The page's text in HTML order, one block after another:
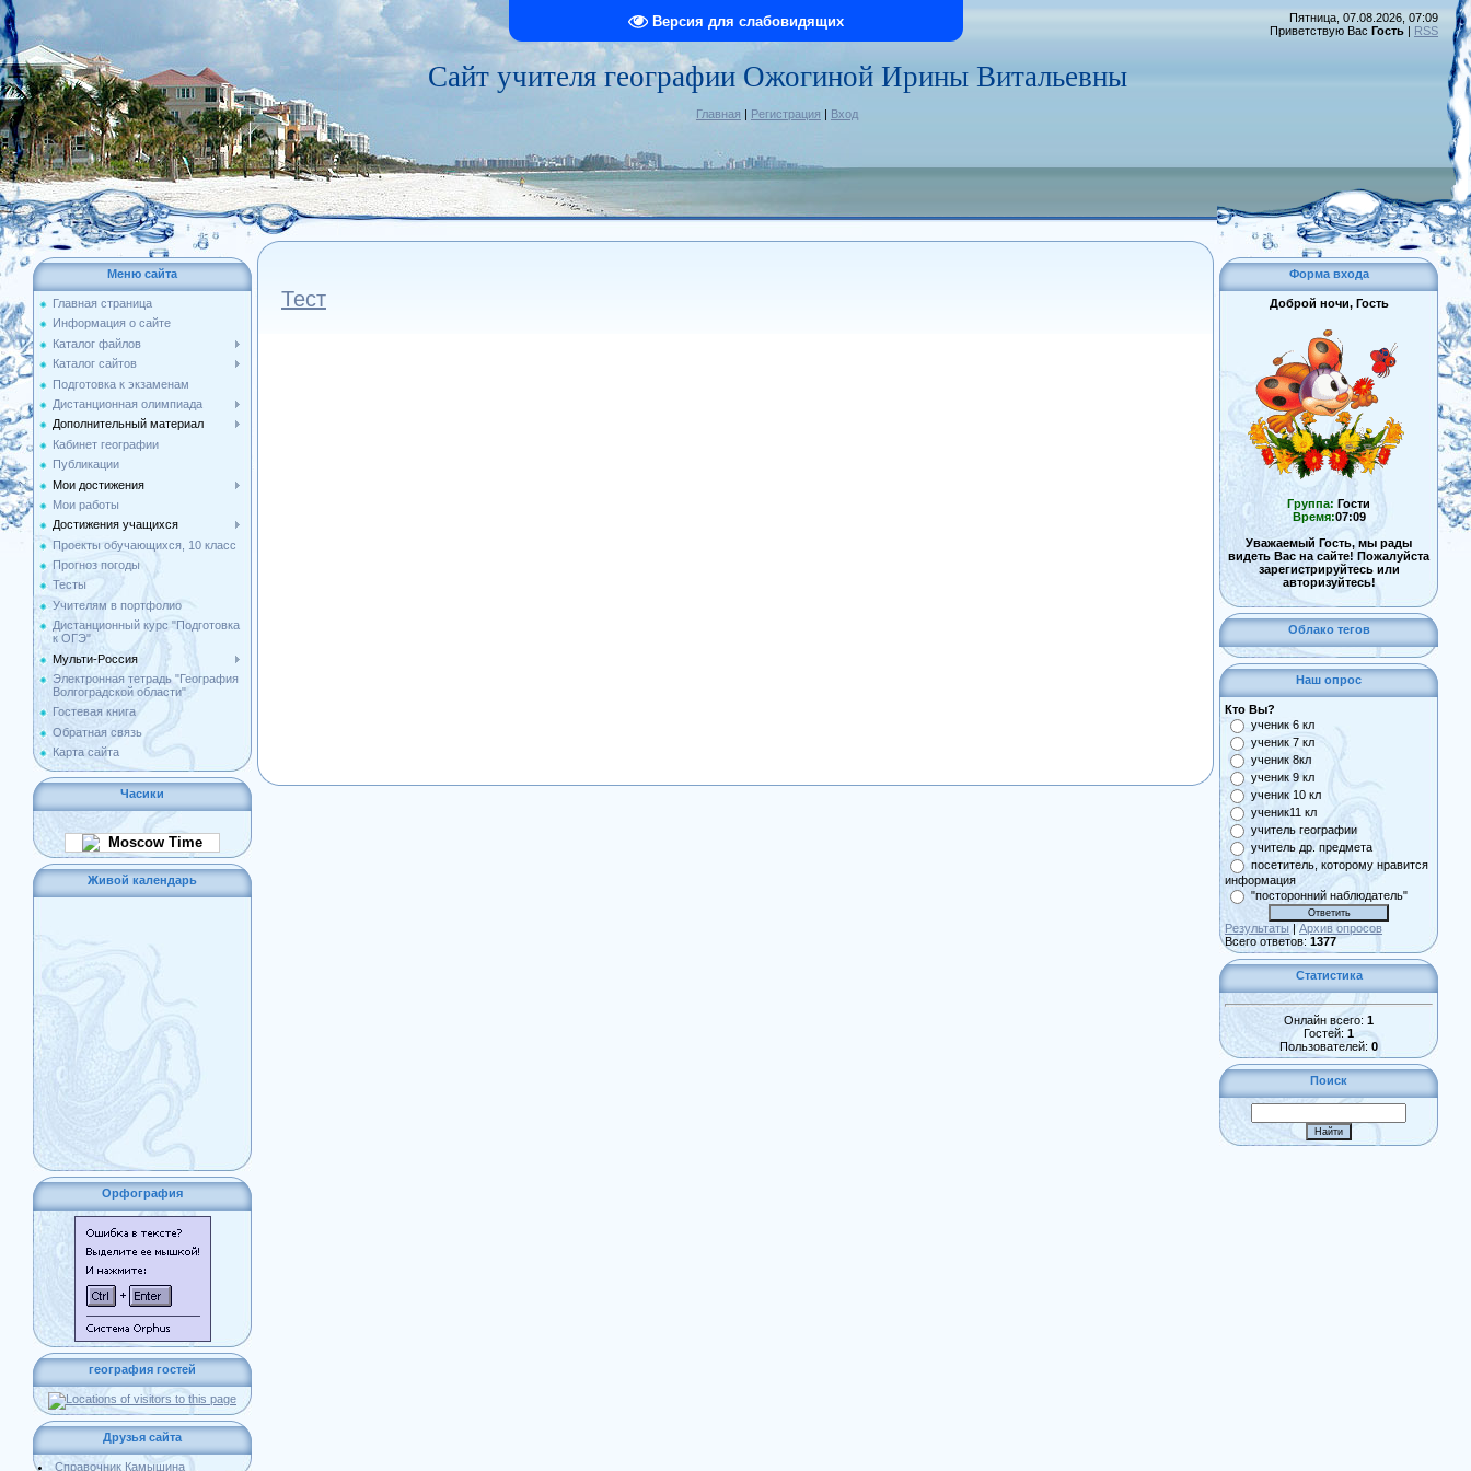
Версия для слабовидящих
Сайт учителя географии Ожогиной Ирины Витальевны
Главная | Регистрация | Вход
Пятница, 07.08.2026, 07:09
Приветствую Вас Гость | RSS
Меню сайта
Главная страница
Информация о сайте
Каталог файлов
Каталог сайтов
Подготовка к экзаменам
Дистанционная олимпиада
Дополнительный материал
Кабинет географии
Публикации
Мои достижения
Мои работы
Достижения учащихся
Проекты обучающихся, 10 класс
Прогноз погоды
Тесты
Учителям в портфолио
Дистанционный курс "Подготовка
к ОГЭ"
Мульти-Россия
Электронная тетрадь "География
Волгоградской области"
Гостевая книга
Обратная связь
Карта сайта
Часики
Moscow Time
Живой календарь
Орфография
география гостей
Друзья сайта
Справочник Камышина
Тест
Форма входа
Доброй ночи, Гость
Группа: Гости
Время:07:09
Уважаемый Гость, мы рады
видеть Вас на сайте! Пожалуйста
зарегистрируйтесь или
авторизуйтесь!
Облако тегов
Наш опрос
Кто Вы?
ученик 6 кл
ученик 7 кл
ученик 8кл
ученик 9 кл
ученик 10 кл
ученик11 кл
учитель географии
учитель др. предмета
посетитель, которому нравится
информация
"посторонний наблюдатель"
Результаты | Архив опросов
Всего ответов: 1377
Статистика
Онлайн всего: 1
Гостей: 1
Пользователей: 0
Поиск